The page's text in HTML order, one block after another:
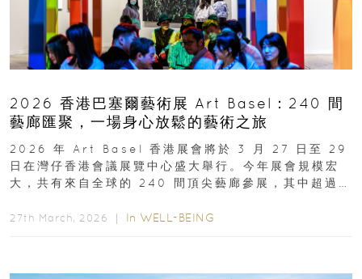
2026 香港巴塞爾藝術展 Art Basel：240 間
藝廊匯聚，一場身心放鬆的藝術之旅
2026 年 Art Basel 香港展會將於 3 月 27 日至 29
日在灣仔香港會議展覽中心盛大舉行。今年展會規模宏
大，共有來自全球的 240 間頂尖藝廊參展，其中超過半
27th March, 2026 ｜ In WELL-BEING